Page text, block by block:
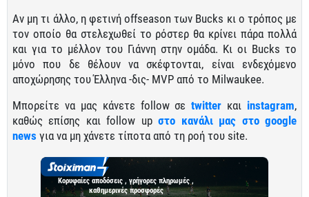
Αν μη τι άλλο, η φετινή offseason των Bucks κι ο τρόπος με
τον οποίο θα στελεχωθεί το ρόστερ θα κρίνει πάρα πολλά
και για το μέλλον του Γιάννη στην ομάδα. Κι οι Bucks το
μόνο που δε θέλουν να σκέφτονται, είναι ενδεχόμενο
αποχώρησης του Έλληνα -δις- MVP από το Milwaukee.
Μπορείτε να μας κάνετε follow σεtwitter και instagram,
καθώς επίσης και follow upστο κανάλι μας στο google
news για να μη χάνετε τίποτα από τη ροή του site.
Κορυφαίες αποδόσεις , γρήγορες πληρωμές ,
καθημερινές προσφορές